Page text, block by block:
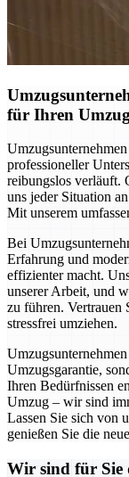
für Ihren Umzug
professioneller
reibungslos verläuft.
uns jeder Situation
Mit unserem
Bei
Erfahrung und
effizienter macht.
unserer Arbeit, und
zu führen. Vertrauen
stressfrei umziehen.
Umzugsgarantie,
Ihren Bedürfnissen
Umzug – wir sind
Lassen Sie sich von
genießen Sie die
Wir sind für Sie